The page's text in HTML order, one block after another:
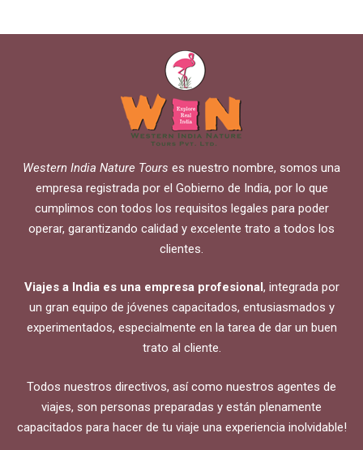
Western India Nature Tours es nuestro nombre, somos una
empresa registrada por el Gobierno de India, por lo que
cumplimos con todos los requisitos legales para poder
operar, garantizando calidad y excelente trato a todos los
clientes.
Viajes a India es una empresa profesional , integrada por
un gran equipo de jóvenes capacitados, entusiasmados y
experimentados, especialmente en la tarea de dar un buen
trato al cliente.
Todos nuestros directivos, así como nuestros agentes de
viajes, son personas preparadas y están plenamente
capacitados para hacer de tu viaje una experiencia inolvidable!